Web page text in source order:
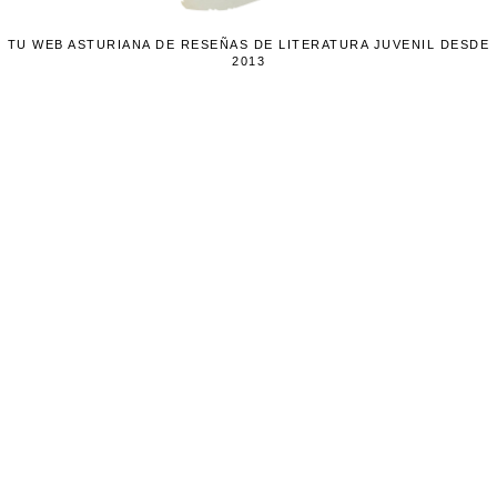
TU WEB ASTURIANA DE RESEÑAS DE LITERATURA JUVENIL DESDE
2013